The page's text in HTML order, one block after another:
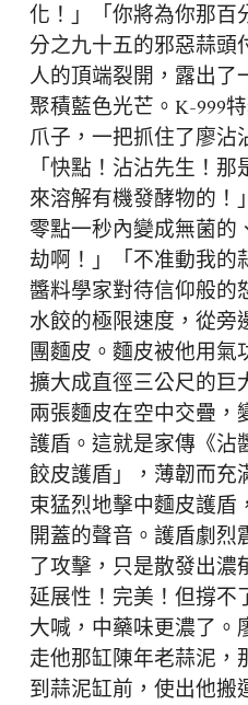
化！」「你將為你那百
分之九十五的邪惡蒜頭
人的頂端裂開，露出了
聚積藍色光芒。K-999
爪子，一把抓住了廖沾
「快點！沾沾先生！
來溶解有機發酵物的！
零點一秒內變成無菌的
劫啊！」「不准動我的
醬料學家對待信仰般的
水餃的極限速度，從旁
團麵皮。麵皮被他用氣
擴大成直徑三公尺的巨
兩張麵皮在空中交疊，
護盾。這就是家傳《沾
餃皮護盾」，薄韌而充
束猛烈地擊中麵皮護盾
開蓋的聲音。護盾劇烈
了攻擊，只是散發出濃
延展性！完美！但撐不
大喊，中藥味更濃了。
走他那缸陳年老蒜泥，
到蒜泥缸前，使出他搬